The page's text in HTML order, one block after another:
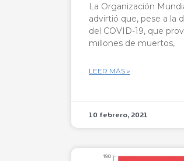
La Organización
advirtió que, pese a la
del COVID-19, que
millones de muertos,
LEER MÁS »
10 febrero, 2021